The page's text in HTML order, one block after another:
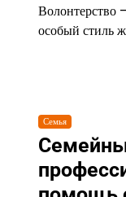
Волонтерство
особый стиль
Семья